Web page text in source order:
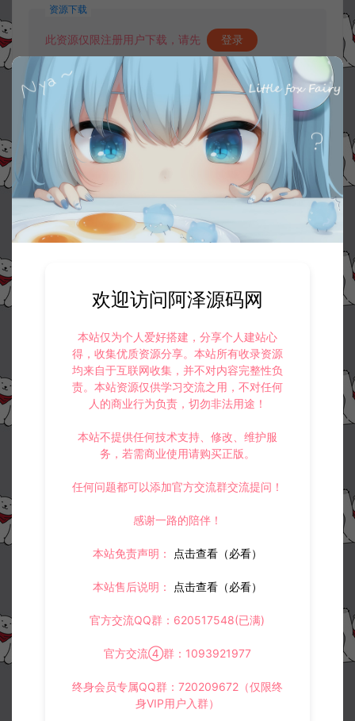
资源下载
此资源仅限注册用户下载，请先 登录
收藏 (0) 打赏 点赞 (
©版权免责声明
1.本站资源售价只是赞助，收取费用仅维持本站的日常运营所需。
将会第一时间解决！
本站提供的所有资源仅供参考学习使用，不存在任何商业目的与商
侵权联系邮箱：32838727@qq.com
阿泽源码网 定制后台
全民突击GM新版授权后台
https://www.lyzwlkj.vip/14111/dzht/
冷雨泽ღ 默认解压密码：www.lyzwlkj.vip 复
新剑侠情缘万花新版二合一CDK授权后台+使用说明
下一篇：
欢迎访问阿泽源码网
本站仅为个人爱好搭建，分享个人建站心
得，收集优质资源分享。本站所有收录资源
均来自于互联网收集，并不对内容完整性负
责。本站资源仅供学习交流之用，不对任何
人的商业行为负责，切勿非法用途！
本站不提供任何技术支持、修改、维护服
务，若需商业使用请购买正版。
任何问题都可以添加官方交流群交流提问！
感谢一路的陪伴！
本站免责声明： 点击查看（必看）
本站售后说明： 点击查看（必看）
官方交流QQ群：620517548(已满)
官方交流④群：1093921977
终身会员专属QQ群：720209672（仅限终
身VIP用户入群）